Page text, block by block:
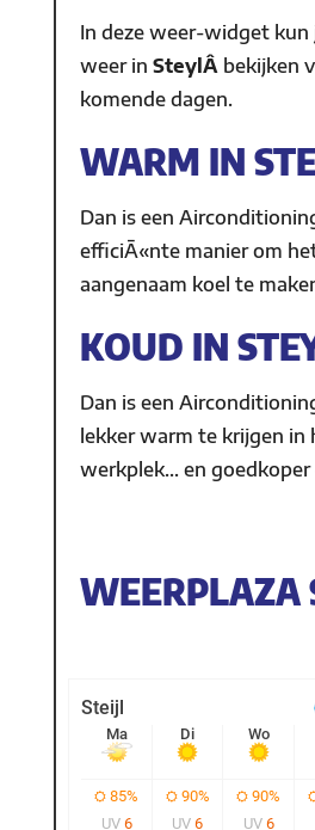
In deze weer-widget kun
weer in SteylÂ bekijken
komende dagen.
WARM IN
Dan is een
efficiÃ«nte manier om
aangenaam koel te
KOUD IN
Dan is een
lekker warm te krijgen in
werkplek… en goedkoper
WEERPLAZA